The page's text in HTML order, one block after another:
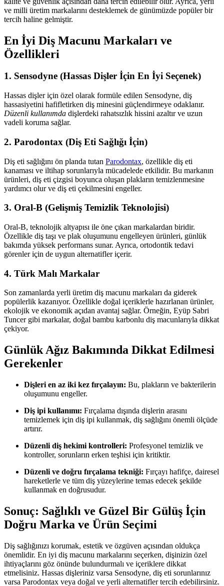
ve milli üretim markalarını desteklemek de günümüzde popüler bir
tercih haline gelmiştir.
En İyi Diş Macunu Markaları ve
Özellikleri
1. Sensodyne (Hassas Dişler İçin En İyi Seçenek)
Hassas dişler için özel olarak formüle edilen Sensodyne, diş
hassasiyetini hafifletirken diş minesini güçlendirmeye odaklanır.
Düzenli kullanımda dişlerdeki rahatsızlık hissini azaltır ve uzun
vadeli koruma sağlar.
2. Parodontax (Diş Eti Sağlığı İçin)
Diş eti sağlığını ön planda tutan Parodontax, özellikle diş eti
kanaması ve iltihap sorunlarıyla mücadelede etkilidir. Bu markanın
ürünleri, diş eti çizgisi boyunca oluşan plakların temizlenmesine
yardımcı olur ve diş eti çekilmesini engeller.
3. Oral-B (Gelişmiş Temizlik Teknolojisi)
Oral-B, teknolojik altyapısı ile öne çıkan markalardan biridir.
Özellikle diş taşı ve plak oluşumunu engelleyen ürünleri, günlük
bakımda yüksek performans sunar. Ayrıca, ortodontik tedavi
görenler için de uygun alternatifler içerir.
4. Türk Malı Markalar
Son zamanlarda yerli üretim diş macunu markaları da giderek
popülerlik kazanıyor. Özellikle doğal içeriklerle hazırlanan ürünler,
ekolojik ve ekonomik açıdan avantaj sağlar. Örneğin, Eyüp Sabri
Tuncer gibi markalar, doğal bambu karbonlu diş macunlarıyla dikkat
çekiyor.
Günlük Ağız Bakımında Dikkat Edilmesi
Gerekenler
Dişleri en az iki kez fırçalayın: Bu, plakların ve bakterilerin
oluşumunu engeller.
Diş ipi kullanımı: Fırçalama dışında dişlerin arasını
temizlemek için diş ipi kullanmak, diş sağlığını önemli ölçüde
artırır.
Düzenli diş hekimi kontrolleri: Profesyonel temizlik ve
kontroller, sorunların erken teşhisi için kritiktir.
Düzenli ve doğru fırçalama tekniği: Fırçayı hafifçe, dairesel
hareketlerle ve tüm diş yüzeylerine temas edecek şekilde
kullanmak en doğrusudur.
Sonuç: Sağlıklı ve Güzel Bir Gülüş İçin
Doğru Marka ve Ürün Seçimi
Diş sağlığınızı korumak, estetik ve özgüven açısından oldukça
önemlidir. En iyi diş macunu markalarını seçerken, dişinizin özel
ihtiyaçlarını göz önünde bulundurmalı ve içeriklere dikkat
etmelisiniz. Hassas dişleriniz varsa Sensodyne, diş eti sorunlarınız
varsa Parodontax veya doğal ve yerli alternatifler tercih edebilirsiniz.